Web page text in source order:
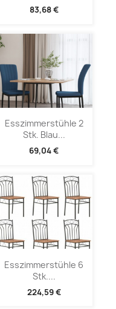
83,68 €
Esszimmerstühle 2
Stk. Blau...
69,04 €
Esszimmerstühle 6
Stk....
224,59 €